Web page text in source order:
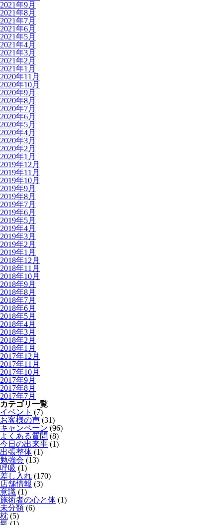
2021年9月
2021年8月
2021年7月
2021年6月
2021年5月
2021年4月
2021年3月
2021年2月
2021年1月
2020年11月
2020年10月
2020年9月
2020年8月
2020年7月
2020年6月
2020年5月
2020年4月
2020年3月
2020年2月
2020年1月
2019年12月
2019年11月
2019年10月
2019年9月
2019年8月
2019年7月
2019年6月
2019年5月
2019年4月
2019年3月
2019年2月
2019年1月
2018年12月
2018年11月
2018年10月
2018年9月
2018年8月
2018年7月
2018年6月
2018年5月
2018年4月
2018年3月
2018年2月
2018年1月
2017年12月
2017年11月
2017年10月
2017年9月
2017年8月
2017年7月
カテゴリ一覧
イベント (7)
お客様の声 (31)
キャンペーン (96)
よくある質問 (8)
今日の出来事 (1)
出張整体 (1)
勉強会 (13)
呼吸 (1)
差し入れ (170)
店舗情報 (3)
意識 (1)
施術者の心と体 (1)
未分類 (6)
枕 (5)